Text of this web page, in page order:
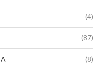
(4)
(87)
(8)